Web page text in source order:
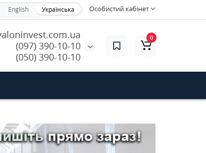
Особистий кабінет
English Українська
(097) 390-10-10
(050) 390-10-10
0